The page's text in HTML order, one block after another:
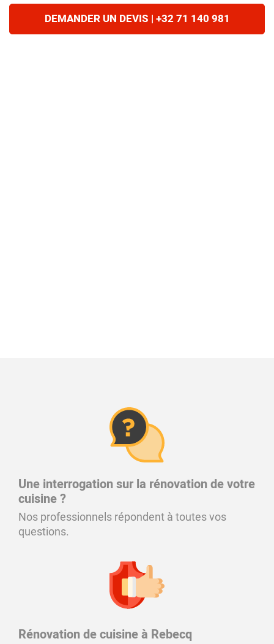
DEMANDER UN DEVIS | +32 71 140 981
Une interrogation sur la rénovation de votre
cuisine ?
Nos professionnels répondent à toutes vos
questions.
Rénovation de cuisine à Rebecq